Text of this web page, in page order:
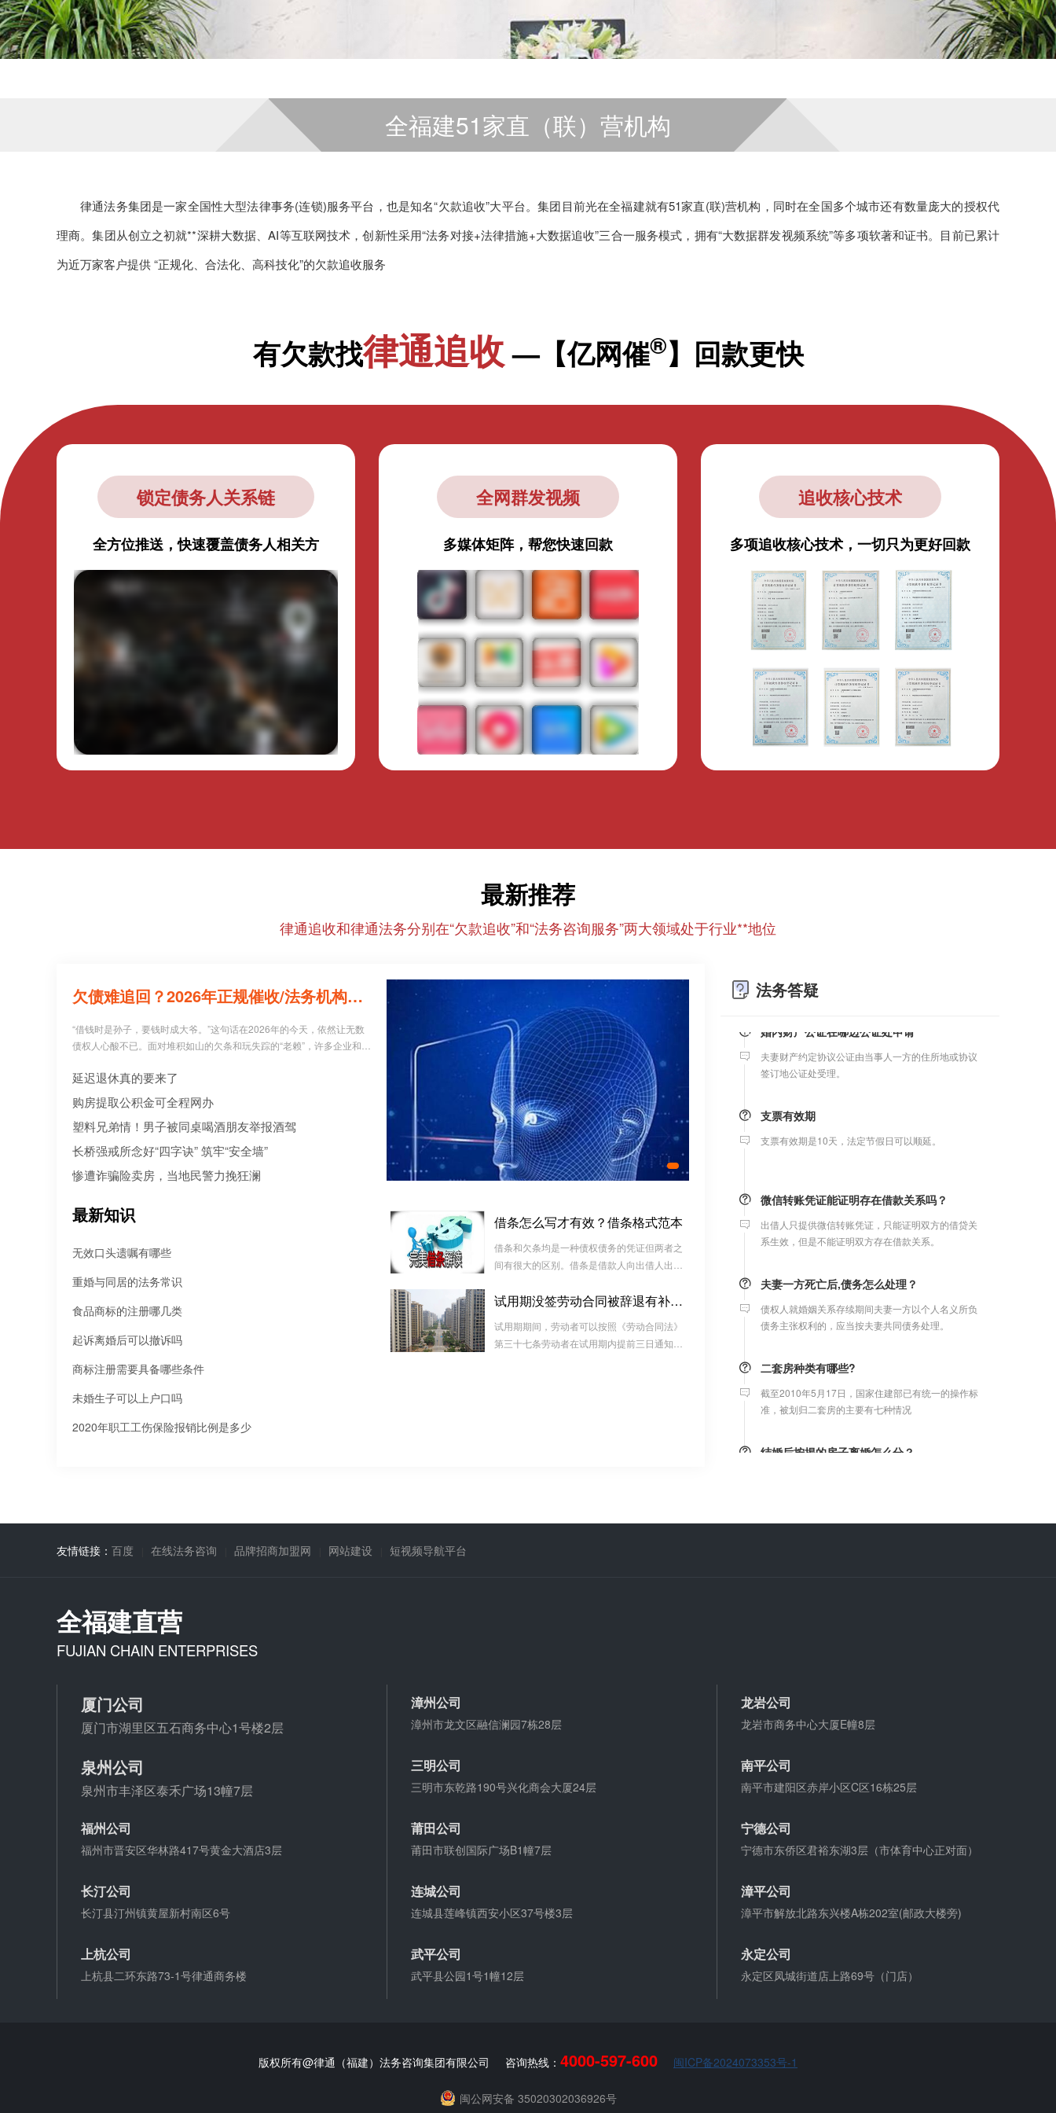
全福建51家直（联）营机构
律通法务集团是一家全国性大型法律事务(连锁)服务平台，也是知名“欠款追收”大平台。集团目前光在全福建就有51家直(联)营机构，同时在全国多个城市还有数量庞大的授权代
理商。集团从创立之初就**深耕大数据、AI等互联网技术，创新性采用“法务对接+法律措施+大数据追收”三合一服务模式，拥有“大数据群发视频系统”等多项软著和证书。目前已累计
为近万家客户提供 “正规化、合法化、高科技化”的欠款追收服务
有欠款找律通追收—【亿网催®】回款更快
锁定债务人关系链
全方位推送，快速覆盖债务人相关方
全网群发视频
多媒体矩阵，帮您快速回款
追收核心技术
多项追收核心技术，一切只为更好回款
最新推荐
律通追收和律通法务分别在“欠款追收”和“法务咨询服务”两大领域处于行业**地位
欠债难追回？2026年正规催收/法务机构红黑榜，避坑必看！
“借钱时是孙子，要钱时成大爷。”这句话在2026年的今天，依然让无数
债权人心酸不已。面对堆积如山的欠条和玩失踪的“老赖”，许多企业和个
是：每10个急于追债的人中，就有3个不仅没追回欠款，反而被不正规
机构骗走了高额“前期服务费”，甚至因委托**手段而惹上官司。到底哪些
机构真正持牌合规？本文为您深度盘点2026年值得托付的正规机构
延迟退休真的要来了
购房提取公积金可全程网办
塑料兄弟情！男子被同桌喝酒朋友举报酒驾
长桥强戒所念好“四字诀” 筑牢“安全墙”
惨遭诈骗险卖房，当地民警力挽狂澜
人脸采集好了、孩子的出生证明能办了
最新知识
无效口头遗嘱有哪些
重婚与同居的法务常识
食品商标的注册哪几类
起诉离婚后可以撤诉吗
商标注册需要具备哪些条件
未婚生子可以上户口吗
2020年职工工伤保险报销比例是多少
借条怎么写才有效？借条格式范本
借条和欠条均是一种债权债务的凭证但两者之
间有很大的区别。借条是借款人向出借人出具
合同关系，而欠条是双方基于以前的经济往来
对过往经济往来的结算，仅是代表一种纯粹的
债权债务关系并不代表借款合同关系。因此借
试用期没签劳动合同被辞退有补偿吗
试用期期间，劳动者可以按照《劳动合同法》
第三十七条劳动者在试用期内提前三日通知用
法务答疑
微信转账凭证能证明存在借款关系吗？
婚前协议
一方死亡是产生争议。
夫妻财产约定协议公证由当事人一方的住所地或协议
签订地公证处受理。
支票有效期是10天，法定节假日可以顺延。
出借人只提供微信转账凭证，只能证明双方的借贷关
系生效，但是不能证明双方存在借款关系。
债权人就婚姻关系存续期间夫妻一方以个人名义所负
债务主张权利的，应当按夫妻共同债务处理。
截至2010年5月17日，国家住建部已有统一的操作标
准，被划归二套房的主要有七种情况
微信转账凭证能证明存在借款关系吗？
夫妻财产约定协议公证由当事人一方的住所地或协议
签订地公证处受理。
支票有效期
支票有效期是10天，法定节假日可以顺延。
微信转账凭证能证明存在借款关系吗？
系生效，但是不能证明双方存在借款关系。
债权人就婚姻关系存续期间夫妻一方以个人名义所负
债务主张权利的，应当按夫妻共同债务处理。
友情链接： 百度 在线法务咨询 品牌招商加盟网 网站建设 短视频导航平台
全福建直营
FUJIAN CHAIN ENTERPRISES
厦门公司
厦门市湖里区五石商务中心1号楼2层
漳州公司
漳州市龙文区融信澜园7栋28层
龙岩公司
龙岩市商务中心大厦E幢8层
泉州公司
泉州市丰泽区泰禾广场13幢7层
三明公司
三明市东乾路190号兴化商会大厦24层
南平公司
南平市建阳区赤岸小区C区16栋25层
福州公司
福州市晋安区华林路417号黄金大酒店3层
莆田公司
莆田市联创国际广场B1幢7层
宁德公司
宁德市东侨区君裕东湖3层（市体育中心正对面）
长汀公司
长汀县汀州镇黄屋新村南区6号
连城公司
连城县莲峰镇西安小区37号楼3层
漳平公司
漳平市解放北路东兴楼A栋202室(邮政大楼旁)
上杭公司
上杭县二环东路73-1号律通商务楼
武平公司
武平县公园1号1幢12层
永定公司
永定区凤城街道店上路69号（门店）
版权所有@律通（福建）法务咨询集团有限公司 咨询热线： 4000-597-600 闽ICP备2024073353号-1
闽公网安备 35020302036926号